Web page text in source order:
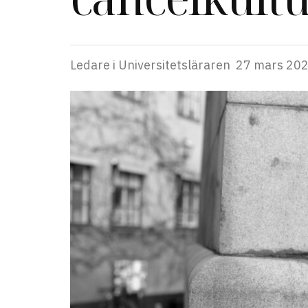
Ledare i Universitetsläraren 27 mars